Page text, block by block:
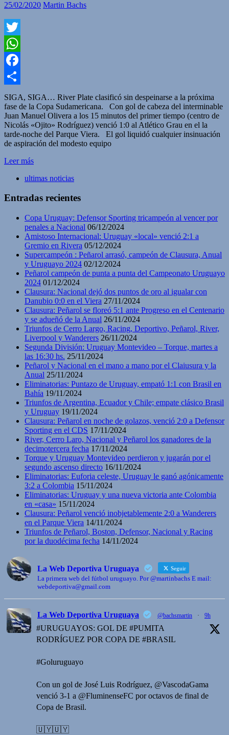
25/02/2020 Martin Bachs
Twitter
WhatsApp
Facebook
Compartir
SIGA, SIGA… River Plate clasificó sin despeinarse a la próxima
fase de la Copa Sudamericana. Con gol de cabeza del interminable
Juan Manuel Olivera a los 15 minutos del primer tiempo (centro de
Nicolás «Ojito» Rodríguez) venció 1:0 al Atlético Grau en el la
tarde-noche del Parque Viera. El gol liquidó cualquier insinuación
de aspiración del modesto equipo
Leer más
ultimas noticias
Entradas recientes
Copa Uruguay: Defensor Sporting tricampeón al vencer por
penales a Nacional 06/12/2024
Amistoso Internacional: Uruguay «local» venció 2:1 a
Gremio en Rivera 05/12/2024
Supercampeón : Peñarol arrasó, campeón de Clausura, Anual
y Uruguayo 2024 02/12/2024
Peñarol campeón de punta a punta del Campeonato Uruguayo
2024 01/12/2024
Clausura: Nacional dejó dos puntos de oro al igualar con
Danubio 0:0 en el Viera 27/11/2024
Clausura: Peñarol se floreó 5:1 ante Progreso en el Centenario
y se adueñó de la Anual 26/11/2024
Triunfos de Cerro Largo, Racing, Deportivo, Peñarol, River,
Liverpool y Wanderers 26/11/2024
Segunda División: Uruguay Montevideo – Torque, martes a
las 16:30 hs. 25/11/2024
Peñarol y Nacional en el mano a mano por el Claiusura y la
Anual 25/11/2024
Eliminatorias: Puntazo de Uruguay, empató 1:1 con Brasil en
Bahía 19/11/2024
Triunfos de Argentina, Ecuador y Chile; empate clásico Brasil
y Uruguay 19/11/2024
Clausura: Peñarol en noche de golazos, venció 2:0 a Defensor
Sporting en el CDS 17/11/2024
River, Cerro Laro, Nacional y Peñarol los ganadores de la
decimotercera fecha 17/11/2024
Torque y Uruguay Montevideo perdieron y jugarán por el
segundo ascenso directo 16/11/2024
Eliminatorias: Euforia celeste, Uruguay le ganó agónicamente
3:2 a Colombia 15/11/2024
Eliminatorias: Uruguay y una nueva victoria ante Colombia
en «casa» 15/11/2024
Clausura: Peñarol venció inobjetablemente 2:0 a Wanderers
en el Parque Viera 14/11/2024
Triunfos de Peñarol, Boston, Defensor, Nacional y Racing
por la duodécima fecha 14/11/2024
La Web Deportiva Uruguaya Seguir
La primera web del fútbol uruguayo. Por @martinbachs E mail:
webdeportiva@gmail.com
La Web Deportiva Uruguaya @bachsmartin · 9h
#URUGUAYOS: GOL DE #PUMITA
RODRÍGUEZ POR COPA DE #BRASIL
#Goluruguayo
Con un gol de José Luis Rodríguez, @VascodaGama
venció 3-1 a @FluminenseFC por octavos de final de
Copa de Brasil.
🇺🇾🇺🇾